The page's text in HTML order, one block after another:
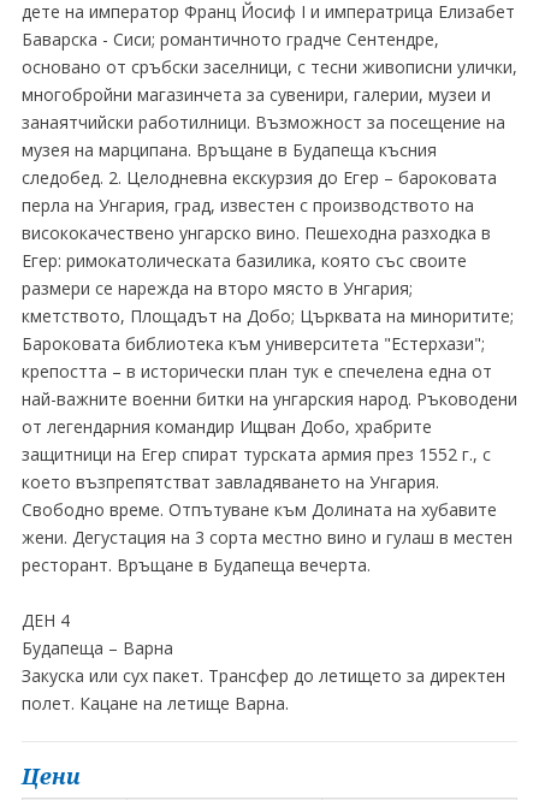
дете на император Франц Йосиф I и императрица Елизабет
Баварска - Сиси; романтичното градче Сентендре,
основано от сръбски заселници, с тесни живописни улички,
многобройни магазинчета за сувенири, галерии, музеи и
занаятчийски работилници. Възможност за посещение на
музея на марципана. Връщане в Будапеща късния
следобед. 2. Целодневна екскурзия до Егер – бароковата
перла на Унгария, град, известен с производството на
висококачествено унгарско вино. Пешеходна разходка в
Егер: римокатолическата базилика, която със своите
размери се нарежда на второ място в Унгария;
кметството, Площадът на Добо; Църквата на миноритите;
Бароковата библиотека към университета "Естерхази";
крепостта – в исторически план тук е спечелена една от
най-важните военни битки на унгарския народ. Ръководени
от легендарния командир Ищван Добо, храбрите
защитници на Егер спират турската армия през 1552 г., с
което възпрепятстват завладяването на Унгария.
Свободно време. Отпътуване към Долината на хубавите
жени. Дегустация на 3 сорта местно вино и гулаш в местен
ресторант. Връщане в Будапеща вечерта.
ДЕН 4
Будапеща – Варна
Закуска или сух пакет. Трансфер до летището за директен
полет. Кацане на летище Варна.
Цени